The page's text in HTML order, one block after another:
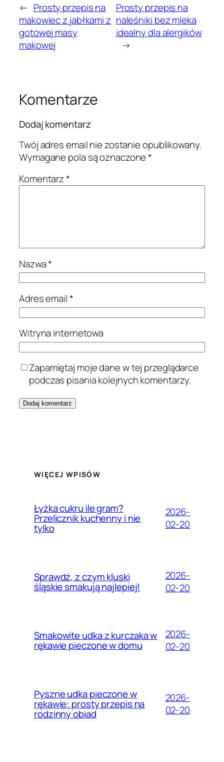
← Prosty przepis na
makowiec z jabłkami z
gotowej masy
makowej
Prosty przepis na
naleśniki bez mleka
idealny dla alergików
→
Komentarze
Dodaj komentarz
Twój adres email nie zostanie opublikowany.
Wymagane pola są oznaczone*
Komentarz*
Nazwa*
Adres email*
Witryna internetowa
Zapamiętaj moje dane w tej przeglądarce
podczas pisania kolejnych komentarzy.
WIĘCEJ WPISÓW
Łyżka cukru ile gram?
Przelicznik kuchenny i nie
tylko
2026-
02-20
Sprawdź, z czym kluski
śląskie smakują najlepiej!
2026-
02-20
Smakowite udka z kurczaka w
rękawie pieczone w domu
2026-
02-20
Pyszne udka pieczone w
rękawie: prosty przepis na
rodzinny obiad
2026-
02-20